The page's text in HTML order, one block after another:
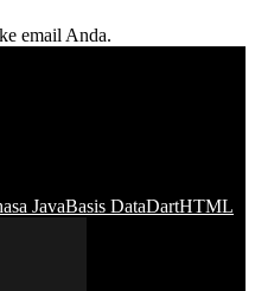
email Anda.
JavaBasis DataDartHTML